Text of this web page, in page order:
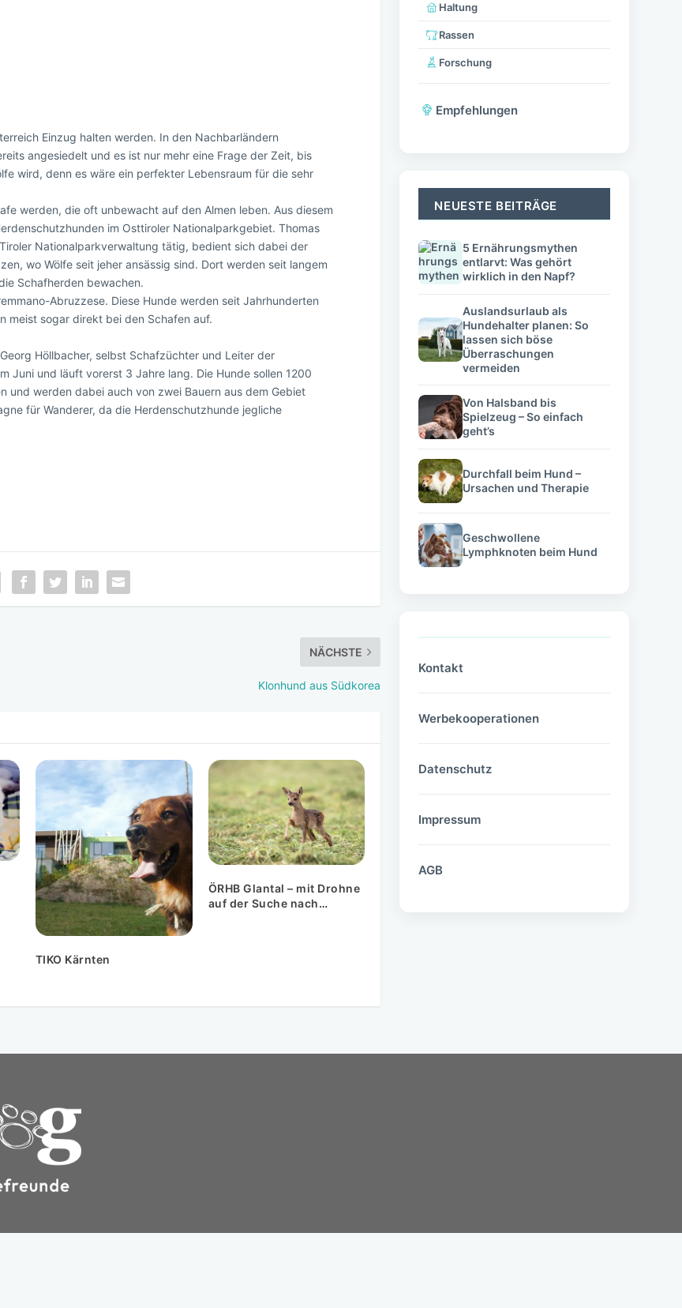
Einzug halten werden. In den Nachbarländern
angesiedelt und es ist nur mehr eine Frage der Zeit, bis
wird, denn es wäre ein perfekter Lebensraum für die sehr
werden, die oft unbewacht auf den Almen leben. Aus diesem
im Osttiroler Nationalparkgebiet. Thomas
Nationalparkverwaltung tätig, bedient sich dabei der
wo Wölfe seit jeher ansässig sind. Dort werden seit langem
Schafherden bewachen.
Abruzzese. Diese Hunde werden seit Jahrhunderten
meist sogar direkt bei den Schafen auf.
Höllbacher, selbst Schafzüchter und Leiter der
Juni und läuft vorerst 3 Jahre lang. Die Hunde sollen 1200
und werden dabei auch von zwei Bauern aus dem Gebiet
für Wanderer, da die Herdenschutzhunde jegliche
NÄCHSTE
Klonhund aus Südkorea
TIKO Kärnten
ÖRHB Glantal – mit Drohne
auf der Suche nach
Haltung
Rassen
Forschung
Empfehlungen
NEUESTE BEITRÄGE
5 Ernährungsmythen
entlarvt: Was gehört
wirklich in den Napf?
Auslandsurlaub als
Hundehalter planen: So
lassen sich böse
Überraschungen
vermeiden
Von Halsband bis
Spielzeug – So einfach
geht’s
Durchfall beim Hund –
Ursachen und Therapie
Geschwollene
Lymphknoten beim Hund
Kontakt
Werbekooperationen
Datenschutz
Impressum
AGB